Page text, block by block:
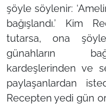
şöyle söylenir:
bağışlandı.’ Kim
tutarsa, ona
günahların
kardeşlerinden ve
paylaşanlardan
Recepten yedi gün